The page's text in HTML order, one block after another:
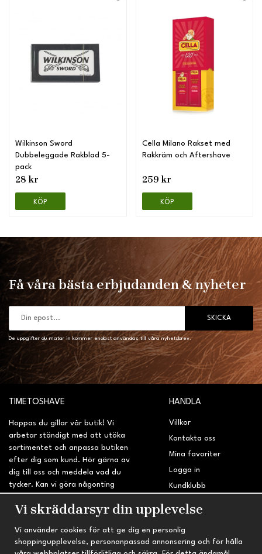
Wilkinson Sword
Dubbeleggade Rakblad 5-
pack
28 kr
KÖP
Cella Milano Rakset med
Rakkräm och Aftershave
259 kr
KÖP
Få våra bästa erbjudanden & nyheter
SKICKA
De uppgifter du matar in kommer endast användas till våra nyhetsbrev.
TIMETOSHAVE
Hoppas du gillar vår butik! Vi
arbetar ständigt med att utöka
sortimentet och anpassa butiken
efter dig som kund. Hör gärna av
dig till oss och meddela vad du
tycker. Kan vi göra någonting
sidan?
HANDLA
Villkor
Kontakta oss
Mina favoriter
Logga in
Kundklubb
INFORMATION TRYGG HANDEL
Vi skräddarsyr din upplevelse
Vi använder cookies för att ge dig en personlig
shoppingupplevelse, personanpassad annonsering och för hålla